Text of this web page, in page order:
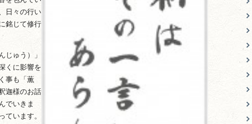
日々の行い
銘じて修行
ゅう）」
くに影響を
事も「薫
迦様のお話
でいきま
ています。